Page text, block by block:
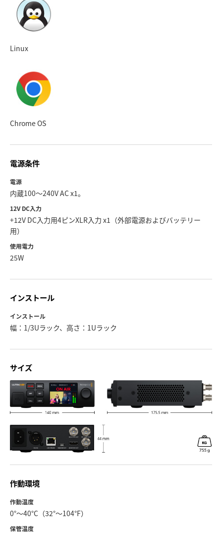
Linux
Chrome OS
電源条件
電源
内蔵100〜240V AC x1。
12V DC入力
+12V DC入力用4ピンXLR入力 x1（外部電源およびバッテリー
用）
使用電力
25W
インストール
インストール
幅：1/3Uラック、高さ：1Uラック
サイズ
作動環境
作動温度
0°〜40°C（32°〜104°F）
保管温度